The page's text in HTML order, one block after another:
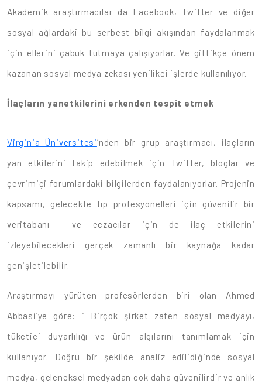
Akademik araştırmacılar da Facebook, Twitter ve diğer
sosyal ağlardaki bu serbest bilgi akışından faydalanmak
için ellerini çabuk tutmaya çalışıyorlar. Ve gittikçe önem
kazanan sosyal medya zekası yenilikçi işlerde kullanılıyor.
İlaçların yanetkilerini erkenden tespit etmek
Virginia Üniversitesi’nden bir grup araştırmacı, ilaçların
yan etkilerini takip edebilmek için Twitter, bloglar ve
çevrimiçi forumlardaki bilgilerden faydalanıyorlar. Projenin
kapsamı, gelecekte tıp profesyonelleri için güvenilir bir
veritabanı ve eczacılar için de ilaç etkilerini
izleyebilecekleri gerçek zamanlı bir kaynağa kadar
genişletilebilir.
Araştırmayı yürüten profesörlerden biri olan Ahmed
Abbasi’ye göre: “ Birçok şirket zaten sosyal medyayı,
tüketici duyarlılığı ve ürün algılarını tanımlamak için
kullanıyor. Doğru bir şekilde analiz edilidiğinde sosyal
medya, geleneksel medyadan çok daha güvenilirdir ve anlık